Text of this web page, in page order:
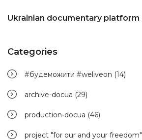
Ukrainian documentary platform
Categories
#будеможити #weliveon (14)
archive-docua (29)
production-docua (46)
project "for our and your freedom"